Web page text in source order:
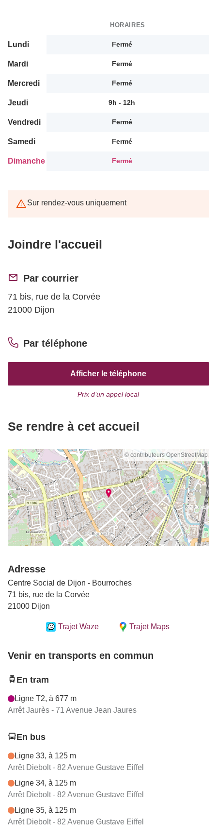
HORAIRES
Lundi Fermé
Mardi Fermé
Mercredi Fermé
Jeudi 9h - 12h
Vendredi Fermé
Samedi Fermé
Dimanche Fermé
Sur rendez-vous uniquement
Joindre l'accueil
Par courrier
71 bis, rue de la Corvée
21000 Dijon
Par téléphone
Afficher le téléphone
Prix d’un appel local
Se rendre à cet accueil
© contributeurs OpenStreetMap
Adresse
Centre Social de Dijon - Bourroches
71 bis, rue de la Corvée
21000 Dijon
Trajet Waze Trajet Maps
Venir en transports en commun
En tram
Ligne T2, à 677 m
Arrêt Jaurès - 71 Avenue Jean Jaures
En bus
Ligne 33, à 125 m
Arrêt Diebolt - 82 Avenue Gustave Eiffel
Ligne 34, à 125 m
Arrêt Diebolt - 82 Avenue Gustave Eiffel
Ligne 35, à 125 m
Arrêt Diebolt - 82 Avenue Gustave Eiffel